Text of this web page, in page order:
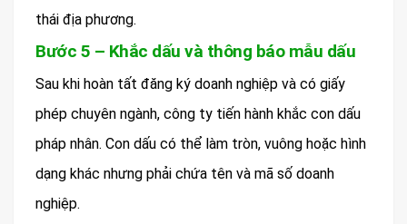
thái địa phương.
Bước 5 – Khắc dấu và thông báo mẫu dấu
Sau khi hoàn tất đăng ký doanh nghiệp và có giấy
phép chuyên ngành, công ty tiến hành khắc con dấu
pháp nhân. Con dấu có thể làm tròn, vuông hoặc hình
dạng khác nhưng phải chứa tên và mã số doanh
nghiệp.